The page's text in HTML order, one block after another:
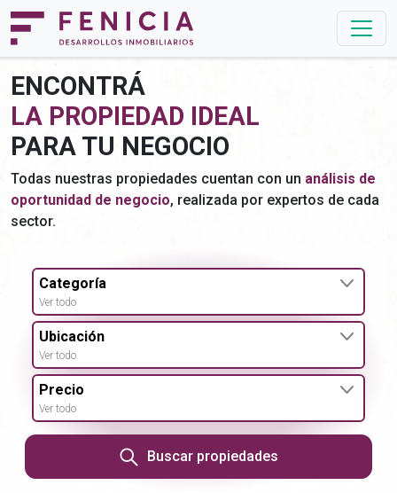
ENCONTRÁ
LA PROPIEDAD IDEAL
PARA TU NEGOCIO
Todas nuestras propiedades cuentan con un análisis de
oportunidad de negocio, realizada por expertos de cada
sector.
Categoría
Ver todo
Ubicación
Ver todo
Precio
Ver todo
Buscar propiedades